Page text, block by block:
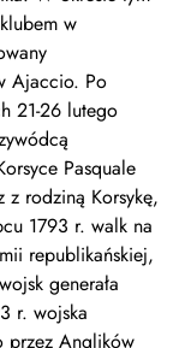
w
Ajaccio. Po
21-26 lutego
Pasquale
z rodziną Korsykę,
1793 r. walk na
republikańskiej,
generała
r. wojska
przez Anglików